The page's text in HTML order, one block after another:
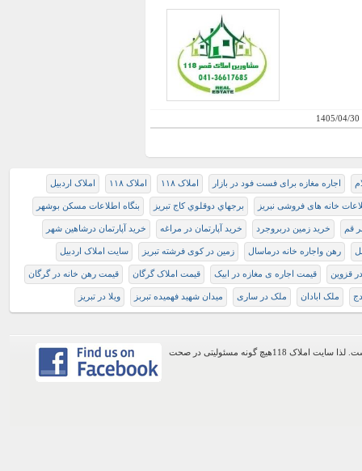
1405/04/30
اجاره مغازه برای فست فود در بازار املاک ۱۱۸ املاک ۱۱۸ املاک اردبیل
خانه های فروشی نبریز برجهاي دوقلوي كاج تبريز بنگاه اطلاعات مسکن بوشهر
قم خريد زمين دربروجرد خرید آپارتمان در مراغه خرید آپارتمان درشاهین شهر
رهن واجاره خانه درماسال زمین در کوی فرشته تبریز سایت املاک اردبیل
قزوين قیمت اجاره ی مغازه در ابیک قیمت املاک گرگان قیمت رهن خانه در گرگان
ملک ابادان ملک در ساری میدان شهید فهمیده تبربز ويلا در تبريز
اطلاعات موجود در این وب سایت از طریق کاربران عمومی سایت ثبت شده است. لذا سایت املاک 118هیچ گونه مسئولیتی در صحت